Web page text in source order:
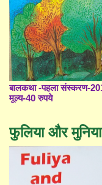
बालकथा -पहला संस्करण-
मूल्य-40 रुपये
फुलिया और मुनिया